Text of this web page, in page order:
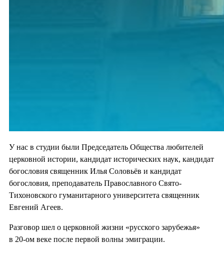
У нас в студии были Председатель Общества любителей
церковной истории, кандидат исторических наук, кандидат
богословия священник Илья Соловьёв и кандидат
богословия, преподаватель Православного Свято-
Тихоновского гуманитарного университета священник
Евгений Агеев.
Разговор шел о церковной жизни «русского зарубежья»
в 20-ом веке после первой волны эмиграции.